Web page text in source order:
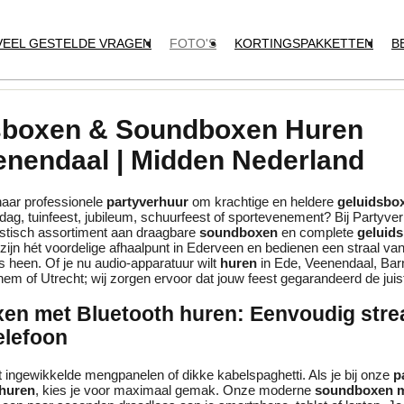
GESTELDE VRAGEN FOTO'S KORTINGSPAKKETTEN
& Soundboxen Huren
| Midden Nederland
professionele partyverhuur om krachtige en heldere
tuinfeest, jubileum, schuurfeest of sportevenement? Bij
assortiment aan draagbare soundboxen en complete
hét voordelige afhaalpunt in Ederveen en bedienen een straal
heen. Of je nu audio-apparatuur wilt huren in Ede, Veenendaal,
of Utrecht; wij zorgen ervoor dat jouw feest gegarandeerd de
met Bluetooth huren: Eenvoudig
ingewikkelde mengpanelen of dikke kabelspaghetti. Als je bij onze
, kies je voor maximaal gemak. Onze moderne soundboxen